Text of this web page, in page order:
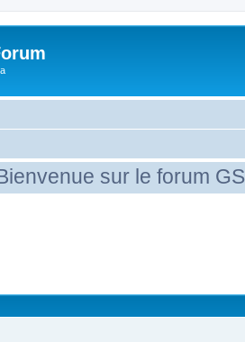
sur le forum GSS !